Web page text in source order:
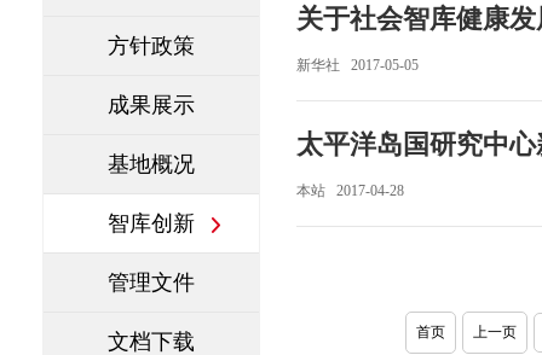
方针政策
成果展示
基地概况
智库创新
管理文件
文档下载
关于社会智库健康
新华社 2017-05-05
太平洋岛国研究中
本站 2017-04-28
首页 上一页